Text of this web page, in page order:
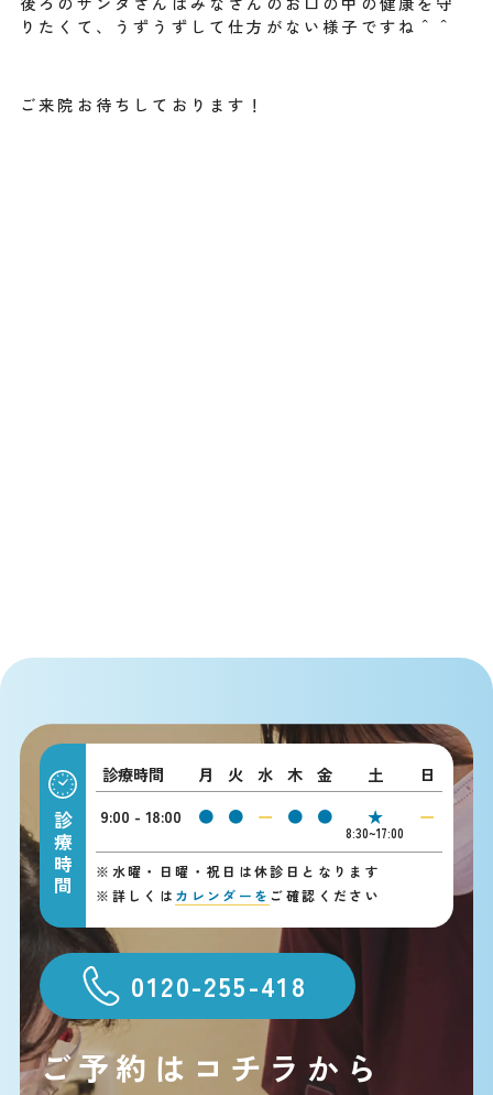
りたくて、うずうずして仕方がない様子ですね＾＾
ご来院お待ちしております！
診療時間
診療時間 月 火 水 木 金 土
日
9:00 - 18:00
● ● ー ● ● ★
8:30~17:00
ー
※ 水曜・日曜・祝日は休診日となります
※ 詳しくは カレンダーを ご確認ください
0120-255-418
ご予約はコチラから